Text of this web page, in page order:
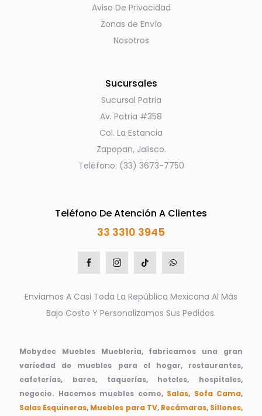
Aviso De Privacidad
Zonas de Envío
Nosotros
Sucursales
Sucursal Patria
Av. Patria #358
Col. La Estancia
Zapopan, Jalisco.
Teléfono: (33) 3673-7750
Teléfono De Atención A Clientes
33 3310 3945
Enviamos A Casi Toda La República Mexicana Al Más
Bajo Costo Y Personalizamos Sus Pedidos.
Mobydec Muebles Muebleria, fabricamos una gran
variedad de muebles para el hogar, restaurantes,
cafeterías, bares, taquerías, hoteles, hospitales,
negocio. Hacemos muebles como, Salas, Sofa Cama,
Salas Esquineras, Muebles para TV, Recámaras, Sillones,